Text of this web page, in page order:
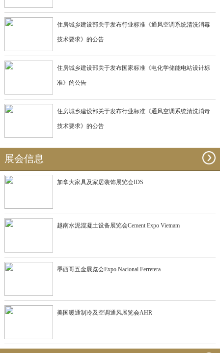
住房城乡建设部关于发布行业标准《通风空调系统清洗消毒
技术要求》的公告
住房城乡建设部关于发布国家标准《电化学储能电站设计标
准》的公告
住房城乡建设部关于发布行业标准《通风空调系统清洗消毒
技术要求》的公告
展会信息
加拿大家具及家居装饰展览会IDS
越南水泥混凝土设备展览会Cement Expo Vietnam
墨西哥五金展览会Expo Nacional Ferretera
美国暖通制冷及空调通风展览会AHR